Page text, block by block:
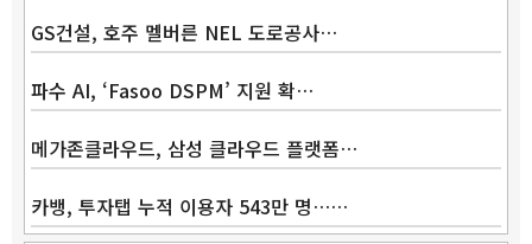
GS건설, 호주 멜버른 NEL 도로공사…
파수 AI, ‘Fasoo DSPM’ 지원 확…
메가존클라우드, 삼성 클라우드 플랫폼…
카뱅, 투자탭 누적 이용자 543만 명……